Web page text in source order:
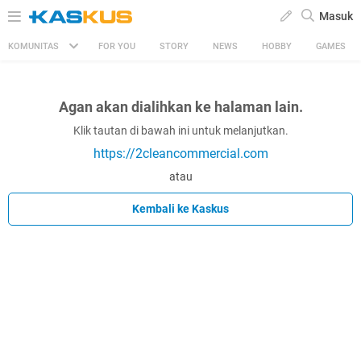
Masuk
KOMUNITAS FOR YOU STORY NEWS HOBBY GAMES
Agan akan dialihkan ke halaman lain.
Klik tautan di bawah ini untuk melanjutkan.
https://2cleancommercial.com
atau
Kembali ke Kaskus